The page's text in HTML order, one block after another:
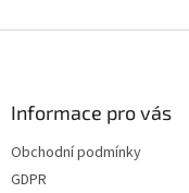
Informace pro vás
Obchodní podmínky
GDPR